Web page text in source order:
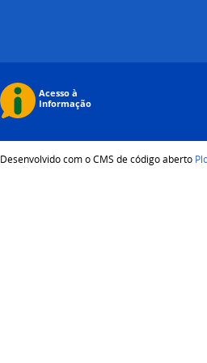
Desenvolvido com o CMS de código aberto